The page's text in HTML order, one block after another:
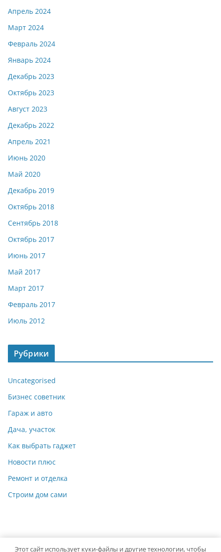
Апрель 2024
Март 2024
Февраль 2024
Январь 2024
Декабрь 2023
Октябрь 2023
Август 2023
Декабрь 2022
Апрель 2021
Июнь 2020
Май 2020
Декабрь 2019
Октябрь 2018
Сентябрь 2018
Октябрь 2017
Июнь 2017
Май 2017
Март 2017
Февраль 2017
Июль 2012
Рубрики
Uncategorised
Бизнес советник
Гараж и авто
Дача, участок
Как выбрать гаджет
Новости плюс
Ремонт и отделка
Строим дом сами
Этот сайт использует куки-файлы и другие технологии, чтобы